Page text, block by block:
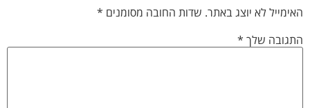
האימייל לא יוצג באתר. שדות החובה מסומנים *
התגובה שלך*